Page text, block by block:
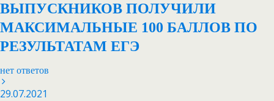
ВЫПУСКНИКОВ ПОЛУЧИЛИ
МАКСИМАЛЬНЫЕ 100 БАЛЛОВ ПО
РЕЗУЛЬТАТАМ ЕГЭ
нет ответов
29.07.2021